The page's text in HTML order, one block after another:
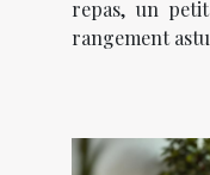
repas, un
rangement